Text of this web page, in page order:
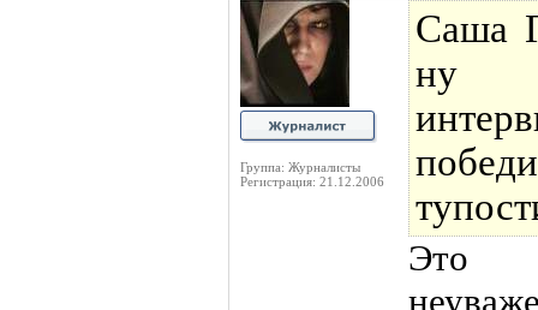
Группа: Журналисты
Регистрация: 21.12.2006
Саша
ну
Это